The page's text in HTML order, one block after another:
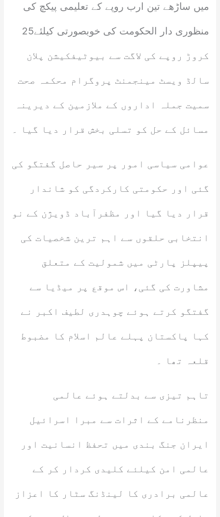
میں ساڑھے تین ارب روپے کے تعلیمی پیکچ کی
منظوری دار الحکومت کی خوبصورتی کیلئے25
کروڑ روپے کی لاگت سے بیوٹیفکیشن پلان
سالڈ ویسٹ مینجمنٹ پروگرام محکمہ صحت
سمیت جملہ اداروں کے ملازمین کے دیرینہ
مسائل کے حل کو تسلی بخش قرار دیا گیا ۔
عوامی سیاسی امور پر سیر حاصل گفتگو کی
گئی اور حکومتی کارکردگی کو شاندار
قرار دیا گیا اور مظفرآباد ڈویژن کے نو
انتخابی حلقوں سے اہم ترین شخصیات کی
پیپلز پارٹی میں شمولیت کے متعلق
مشاورت کی گئی، اس موقع پر میڈیا سے
گفتگو کرتے ہوئے چوہدری لطیف اکبر نے
کہا پاکستان پہلے عالم اسلام کا مضبوط
قلعہ تھا ۔
تاہم تیزی سے بدلتے ہوئے عالمی
منظرنامے کے اثرات سے مبرا اسرائیل
ایران جنگ بندی میں تحفظ انسانیت اور
عالمی امن کیلئے کلیدی کردار کر کے
عالمی برادری کا لینڈنگ سٹار کا اعزاز